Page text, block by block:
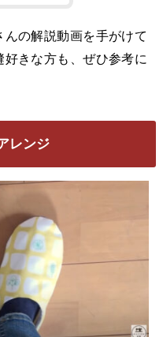
の解説動画を手がけて
きな方も、ぜひ参考に
レンジ